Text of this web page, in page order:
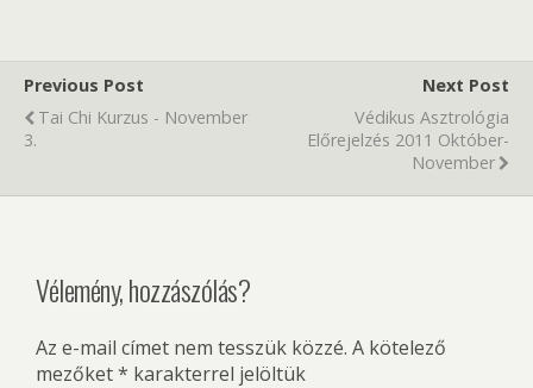
Previous Post
Tai Chi Kurzus - November
3.
Next Post
Védikus Asztrológia
Előrejelzés 2011 Október-
November
Vélemény, hozzászólás?
Az e-mail címet nem tesszük közzé. A kötelező
mezőket* karakterrel jelöltük